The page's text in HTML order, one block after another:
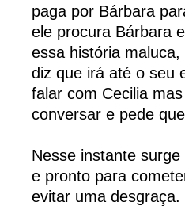
paga por Bárbara
ele procura Bárbara
essa história
diz que irá até o seu
falar com Cecilia
conversar e pede
Nesse instante
e pronto para
evitar uma